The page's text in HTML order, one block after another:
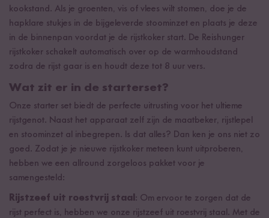
kookstand. Als je groenten, vis of vlees wilt stomen, doe je de
hapklare stukjes in de bijgeleverde stoominzet en plaats je deze
in de binnenpan voordat je de rijstkoker start. De Reishunger
rijstkoker schakelt automatisch over op de warmhoudstand
zodra de rijst gaar is en houdt deze tot 8 uur vers.
Wat zit er in de starterset?
Onze starter set biedt de perfecte uitrusting voor het ultieme
rijstgenot. Naast het apparaat zelf zijn de maatbeker, rijstlepel
en stoominzet al inbegrepen. Is dat alles? Dan ken je ons niet zo
goed. Zodat je je nieuwe rijstkoker meteen kunt uitproberen,
hebben we een allround zorgeloos pakket voor je
samengesteld:
Rijstzeef uit roestvrij staal : Om ervoor te zorgen dat de
rijst perfect is, hebben we onze rijstzeef uit roestvrij staal. Met de